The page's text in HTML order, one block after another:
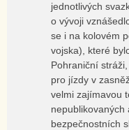
jednotlivých
o vývoji
se i na kolovém
vojska), které
Pohraniční
pro jízdy v
velmi zajímavou
nepublikovaných
bezpečnostních